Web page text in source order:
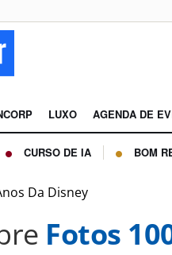
LUXO AGENDA DE
CURSO DE IA BOM
Da Disney
Fotos